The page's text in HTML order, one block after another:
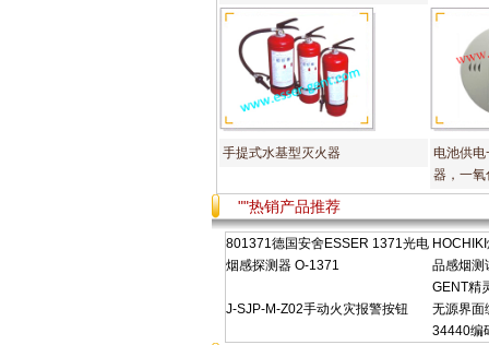
手提式水基型灭火器
电池供
器，一氧
""热销产品推荐
801371德国安舍ESSER 1371光电
烟感探测器 O-1371
品感烟测
J-SJP-M-Z02手动火灾报警按钮
GENT精
无源界面
34440编